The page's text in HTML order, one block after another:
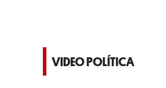
VIDEO POLÍTICA